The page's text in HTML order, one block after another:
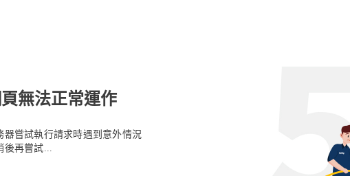
無法正常運作
器嘗試執行請求時遇到意外情況
後再嘗試...